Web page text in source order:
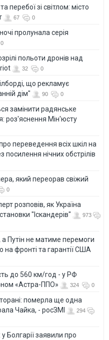
перебої зі світлом: місто
67 0
пролунала серія
0
польоти дронів над
32 0
що рекламує
дім"
90 0
замінити радянське
роз'яснення Мін'юсту
переведення всіх шкіл на
нічних обстрілів
який переорав свіжий
0
розповів, як Україна
"Іскандерів"
973
а Путін не матиме перемоги
на фронті та гарантії США
до 560 км/год - у РФ
«Астра-ППО»
324 0
померла ще одна
Чайка, - росЗМІ
294
Болгарії заявили про